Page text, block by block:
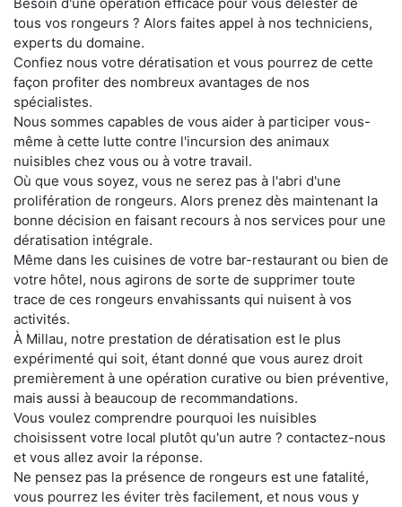
Besoin d'une opération efficace pour vous délester de
tous vos rongeurs ? Alors faites appel à nos techniciens,
experts du domaine.
Confiez nous votre dératisation et vous pourrez de cette
façon profiter des nombreux avantages de nos
spécialistes.
Nous sommes capables de vous aider à participer vous-
même à cette lutte contre l'incursion des animaux
nuisibles chez vous ou à votre travail.
Où que vous soyez, vous ne serez pas à l'abri d'une
prolifération de rongeurs. Alors prenez dès maintenant la
bonne décision en faisant recours à nos services pour une
dératisation intégrale.
Même dans les cuisines de votre bar-restaurant ou bien de
votre hôtel, nous agirons de sorte de supprimer toute
trace de ces rongeurs envahissants qui nuisent à vos
activités.
À Millau, notre prestation de dératisation est le plus
expérimenté qui soit, étant donné que vous aurez droit
premièrement à une opération curative ou bien préventive,
mais aussi à beaucoup de recommandations.
Vous voulez comprendre pourquoi les nuisibles
choisissent votre local plutôt qu'un autre ? contactez-nous
et vous allez avoir la réponse.
Ne pensez pas la présence de rongeurs est une fatalité,
vous pourrez les éviter très facilement, et nous vous y